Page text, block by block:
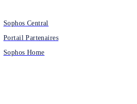
Sophos Central
Portail Partenaires
Sophos Home